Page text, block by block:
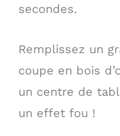
secondes.
Remplissez un
coupe en bois
un centre de
un effet fou !